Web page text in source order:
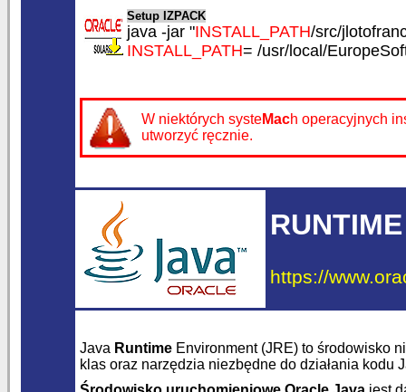
Setup IZPACK
java -jar "INSTALL_PATH/src/
INSTALL_PATH= /usr/local/
W niektórych systeMach operacyjnych
utworzyć ręcznie.
https://
Java Runtime Environment (JRE) to środowisko
klas oraz narzędzia niezbędne do działania kodu